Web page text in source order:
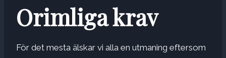
Orimliga krav
För det mesta älskar vi alla en utmaning eftersom